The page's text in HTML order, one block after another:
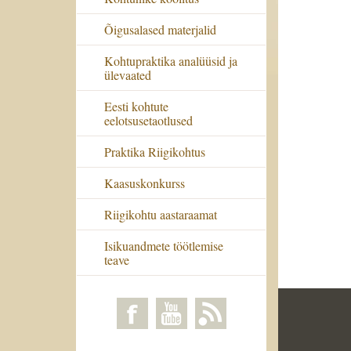
Õigusalased materjalid
Kohtupraktika analüüsid ja
ülevaated
Eesti kohtute
eelotsusetaotlused
Praktika Riigikohtus
Kaasuskonkurss
Riigikohtu aastaraamat
Isikuandmete töötlemise
teave